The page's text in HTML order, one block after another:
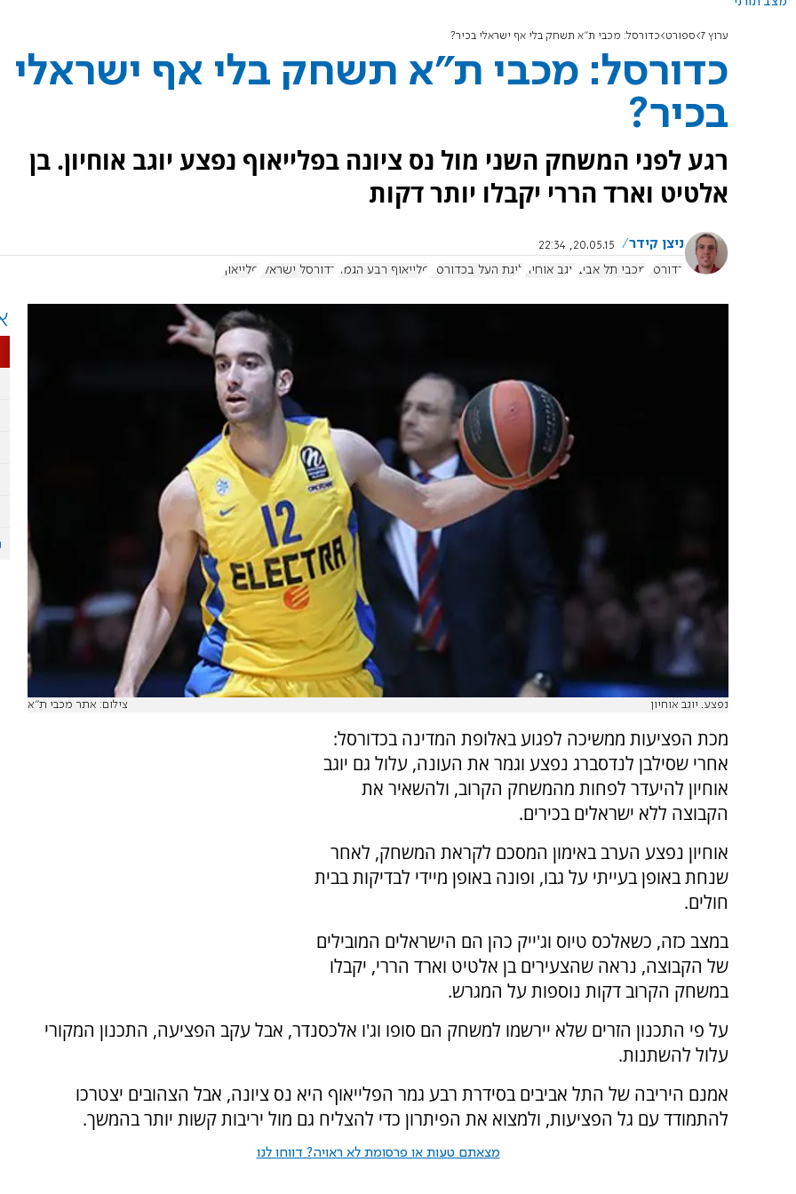
ערוץ 7 ספורט כדורסל: מכבי ת"א תשחק בלי אף ישראלי בכיר?
כדורסל: מכבי ת"א תשחק בלי אף ישראלי
בכיר?
רגע לפני המשחק השני מול נס ציונה בפלייאוף נפצע יוגב אוחיון. בן
אלטיט וארד הררי יקבלו יותר דקות
ניצן קידר
20.05.15, 22:34
כדורסל
מכבי תל אביב יוגב אוחיון ליגת העל בכדורסל פלייאוף רבע הגמר כדורסל ישראלי פלייאוף
נפצע. יוגב אוחיון צילום: אתר מכבי ת"א
מכת הפציעות ממשיכה לפגוע באלופת המדינה בכדורסל:
אחרי שסילבן לנדסברג נפצע וגמר את העונה, עלול גם יוגב
אוחיון להיעדר לפחות מהמשחק הקרוב, ולהשאיר את
הקבוצה ללא ישראלים בכירים.
אוחיון נפצע הערב באימון המסכם לקראת המשחק, לאחר
שנחת באופן בעייתי על גבו, ופונה באופן מיידי לבדיקות בבית
חולים.
במצב כזה, כשאלכס טיוס וג'ייק כהן הם הישראלים המובילים
של הקבוצה, נראה שהצעירים בן אלטיט וארד הררי, יקבלו
במשחק הקרוב דקות נוספות על המגרש.
על פי התכנון הזרים שלא יירשמו למשחק הם סופו וג'ו אלכסנדר, אבל עקב הפציעה, התכנון המקורי
עלול להשתנות.
אמנם היריבה של התל אביבים בסידרת רבע גמר הפלייאוף היא נס ציונה, אבל הצהובים יצטרכו
להתמודד עם גל הפציעות, ולמצוא את הפיתרון כדי להצליח גם מול יריבות קשות יותר בהמשך.
מצאתם טעות או פרסומת לא ראויה? דווחו לנו